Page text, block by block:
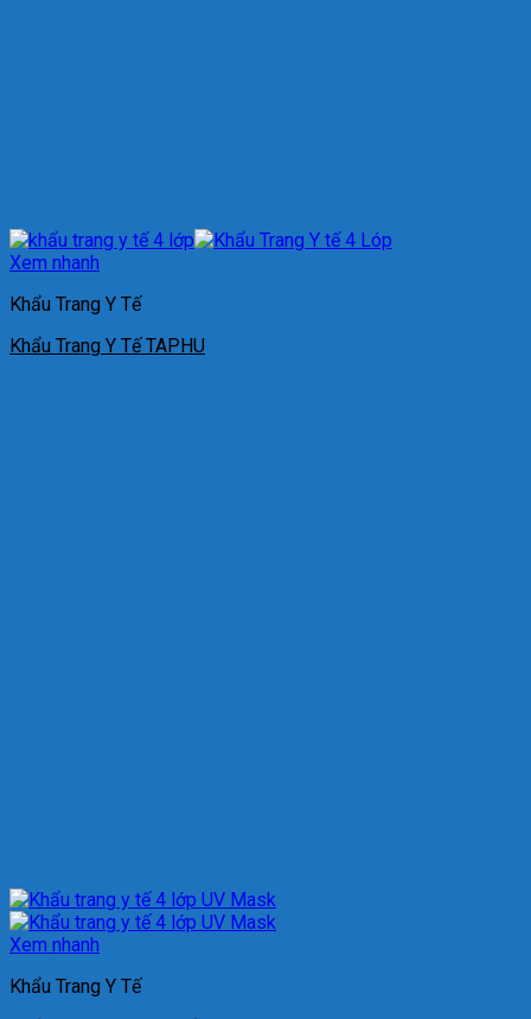
Xem nhanh
Khẩu Trang Y Tế
Khẩu Trang Y Tế TAPHU
Xem nhanh
Khẩu Trang Y Tế